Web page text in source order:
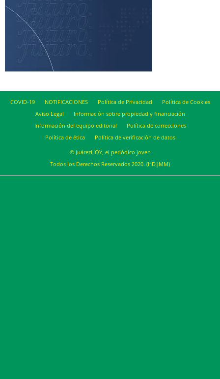
COVID-19 NOTIFICACIONES Política de Privacidad
Política de Cookies
Aviso Legal
Información sobre propiedad y financiación
Información del equipo editorial
Política de correcciones
Política de ética
Política de verificación de datos
© JuárezHOY, el periódico joven
Todos los Derechos Reservados 2020. (HD|MM)